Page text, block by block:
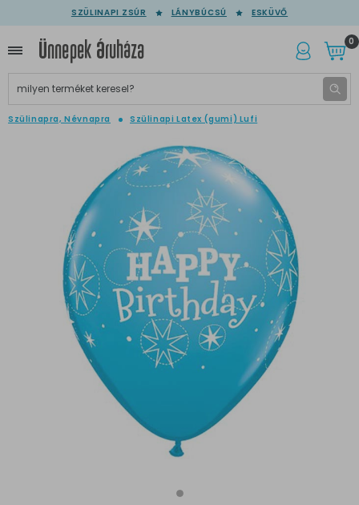
SZÜLINAPI ZSÚR LÁNYBÚCSÚ ESKÜVŐ
0
Szülinapra, Névnapra Szülinapi Latex (gumi) Lufi